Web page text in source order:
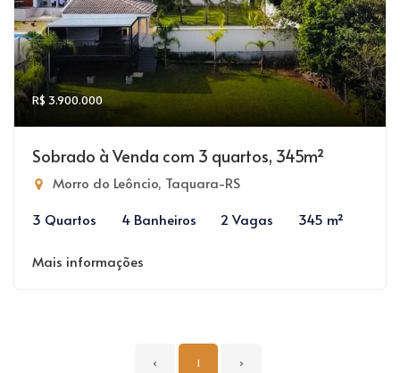
R$ 3.900.000
Sobrado à Venda com 3 quartos, 345m²
Morro do Leôncio, Taquara-RS
3 Quartos
4 Banheiros 2 Vagas 345 m²
Mais informações
‹ 1 ›